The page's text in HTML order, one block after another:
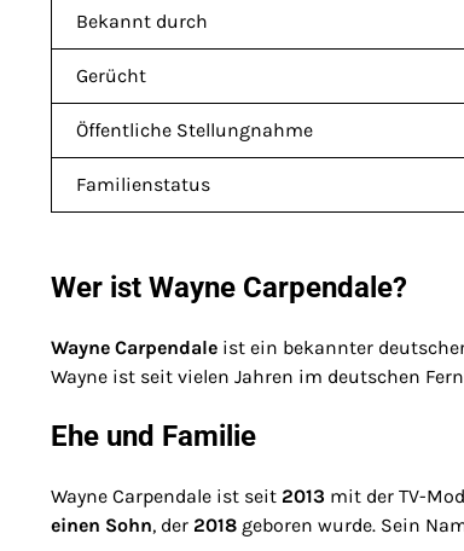
Bekannt durch
Gerücht
Öffentliche Stellungnahme
Familienstatus
Wer ist Wayne Carpendale?
Wayne Carpendale ist ein bekannter
Wayne ist seit vielen Jahren im deutschen
Ehe und Familie
Wayne Carpendale ist seit 2013 mit der TV-
einen Sohn, der 2018 geboren wurde. Sein